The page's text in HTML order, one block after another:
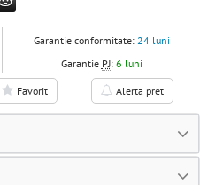
Garantie conformitate: 24 luni
Garantie PJ: 6 luni
Favorit Alerta pret